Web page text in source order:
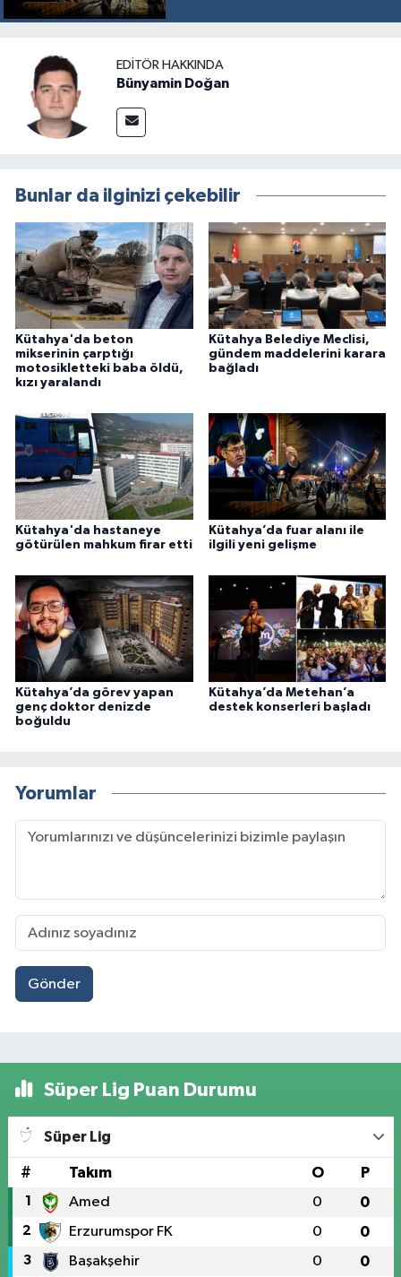
EDITÖR HAKKINDA
Bünyamin Doğan
Bunlar da ilginizi çekebilir
Kütahya'da beton
mikserinin çarptığı
motosikletteki baba öldü,
kızı yaralandı
Kütahya Belediye Meclisi,
gündem maddelerini karara
bağladı
Kütahya'da hastaneye
götürülen mahkum firar etti
Kütahya’da fuar alanı ile
ilgili yeni gelişme
Kütahya’da görev yapan
genç doktor denizde
boğuldu
Kütahya’da Metehan’a
destek konserleri başladı
Yorumlar
Gönder
Süper Lig Puan Durumu
Süper Lig
# Takım O P
1 Amed 0 0
2 Erzurumspor FK 0 0
3 Başakşehir 0 0